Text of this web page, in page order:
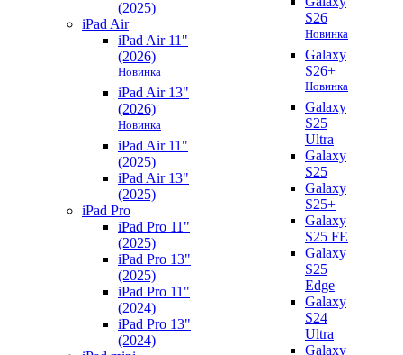
(2025)
iPad Air
iPad Air 11"
(2026)
Новинка
iPad Air 13"
(2026)
Новинка
iPad Air 11"
(2025)
iPad Air 13"
(2025)
iPad Pro
iPad Pro 11"
(2025)
iPad Pro 13"
(2025)
iPad Pro 11"
(2024)
iPad Pro 13"
(2024)
S26
Новинка
Galaxy
S26+
Новинка
Galaxy
S25
Ultra
Galaxy
S25
Galaxy
S25+
Galaxy
S25 FE
Galaxy
S25
Edge
Galaxy
S24
Ultra
Galaxy